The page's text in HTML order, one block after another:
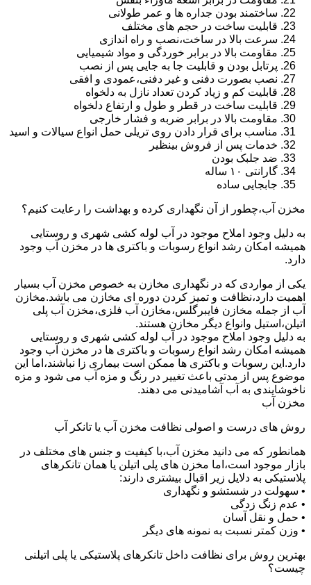
ساختمند بودن جداره ها و عمر طولانی
قابلیت ساخت در حجم های مختلف
سرعت بالا در ساخت،نصب و راه اندازی
مقاومت بالا در برابر خوردگی و مواد شیمیایی
پرتابل بودن و قابلیت جا به جایی پس از نصب
نصب بصورت دفنی و غیر دفنی،عمودی و افقی
قابلیت کم و زیاد کردن تعداد نازل به دلخواه
قابلیت ساخت در قطر و طول و ارتفاع دلخواه
مقاومت بالا در برابر ضربه و فشار خارجی
مناسب برای قرار دادن روی تریلی حمل انواع سیالات و اسید
خدمات پس از فروش بینظیر
ضد جلبک بودن
گارانتی ۱۰ ساله
جابجایی ساده
مخزن آب،چطور از آن نگهداری کرده و بهداشت را رعایت کنیم؟
به دلیل وجود املاح موجود در آب لوله کشی شهری و روستایی
همیشه امکان رشد انواع رسوبات و باکتری ها در مخزن آب وجود
دارد.
یکی از مواردی که در نگهداری مخازن به خصوص مخزن آب بسیار
اهمیت دارد،نظافت و تمیز کردن دوره ای مخازن می باشد.مخازن
آب از جمله مخازن فایبرگلس،مخازن آب فلزی،مخزن آب پلی
اتیلن،استیل وانواع دیگر مخازن هستند.
به دلیل وجود املاح موجود در آب لوله کشی شهری و روستایی
همیشه امکان رشد انواع رسوبات و باکتری ها در مخزن آب وجود
دارد.این رسوبات و باکتری ها ممکن است بیماری زا نباشند،اما این
موضوع پس از مدتی باعث تغییر در رنگ و مزه آب می شود و مزه
ناخوشایندی به آب آشامیدنی می دهند.
مخزن آب
روش های درست و اصولی نظافت مخزن آب یا تانکر آب
همانطور که می دانید مخزن آب،با کیفیت و جنس های مختلف در
بازار موجود است،اما مخزن های پلی اتیلن یا همان تانکرهای
پلاستیکی به دلایل زیر اقبال بیشتری دارند:
• سهولت در شستشو و نگهداری
• عدم زنگ زدگی
• حمل و نقل آسان
• وزن کمتر نسبت به نمونه های دیگر
بهترین روش برای نظافت داخل تانکرهای پلاستیکی یا پلی اتیلنی
چیست؟